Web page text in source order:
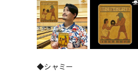
◆シャミー